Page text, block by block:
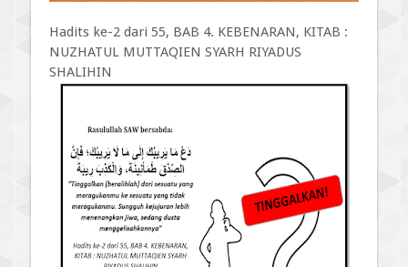
Hadits ke-2 dari 55, BAB 4. KEBENARAN, KITAB :
NUZHATUL MUTTAQIEN SYARH RIYADUS
SHALIHIN